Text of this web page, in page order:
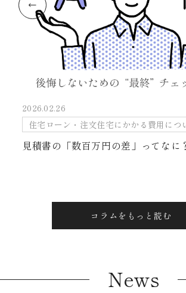
2026.02.26
住宅ローン・注文住宅にかかる費用につ
見積書の「数百万円の差」ってなに
コラムをもっと読む
News